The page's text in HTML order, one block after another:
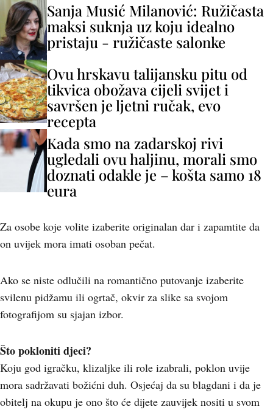
Sanja Musić Milanović: Ružičasta
maksi suknja uz koju idealno
pristaju - ružičaste salonke
Ovu hrskavu talijansku pitu od
tikvica obožava cijeli svijet i
savršen je ljetni ručak, evo
recepta
Kada smo na zadarskoj rivi
ugledali ovu haljinu, morali smo
doznati odakle je – košta samo 18
eura
Za osobe koje volite izaberite originalan dar i zapamtite da
on uvijek mora imati osoban pečat.
Ako se niste odlučili na romantično putovanje izaberite
svilenu pidžamu ili ogrtač, okvir za slike sa svojom
fotografijom su sjajan izbor.
Što pokloniti djeci?
Koju god igračku, klizaljke ili role izabrali, poklon uvije
mora sadržavati božićni duh. Osjećaj da su blagdani i da je
obitelj na okupu je ono što će dijete zauvijek nositi u svom